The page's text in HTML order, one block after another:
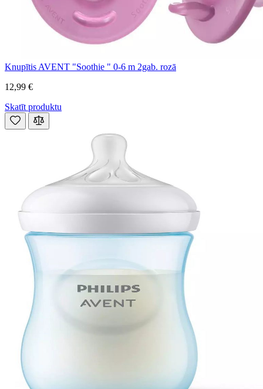
Knupītis AVENT "Soothie " 0-6 m 2gab. rozā
12,99 €
Skatīt produktu